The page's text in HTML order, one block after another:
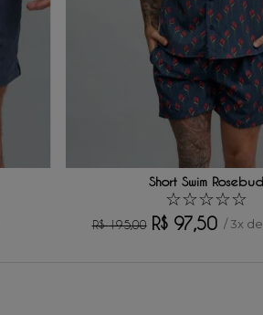
Short Swim Rosebud
☆☆☆☆☆
R$ 195,00 R$ 97,50 /3x de